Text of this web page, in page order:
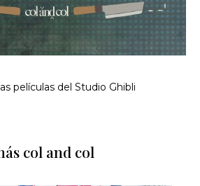
películas del Studio Ghibli
col and col